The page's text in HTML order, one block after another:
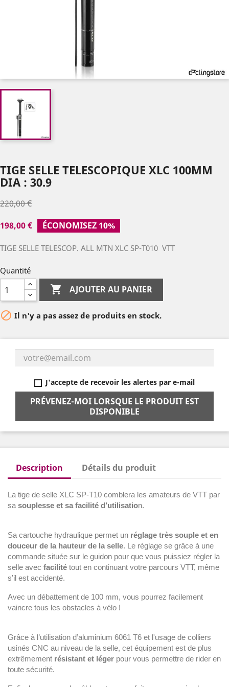
TIGE SELLE TELESCOPIQUE XLC 100MM
DIA : 30.9
220,00 €
198,00 €
ÉCONOMISEZ 10%
TIGE SELLE TELESCOP. ALL MTN XLC SP-T010 VTT
Quantité
 AJOUTER AU PANIER
 Il n'y a pas assez de produits en stock.
J'accepte de recevoir les alertes par e-mail
PRÉVENEZ-MOI LORSQUE LE PRODUIT EST
DISPONIBLE
Description Détails du produit
La tige de selle XLC SP-T10 comblera les amateurs de VTT par
sa souplesse et sa facilité d’utilisation.
Sa cartouche hydraulique permet un réglage très souple et en
douceur de la hauteur de la selle. Le réglage se grâce à une
commande située sur le guidon pour que vous puissiez régler la
selle avec facilité tout en continuant votre parcours VTT, même
s’il est accidenté.
Avec un débattement de 100 mm, vous pourrez facilement
vaincre tous les obstacles à vélo !
Grâce à l’utilisation d’aluminium 6061 T6 et l'usage de colliers
usinés CNC au niveau de la selle, cet équipement est de plus
extrêmement résistant et léger pour vous permettre de rider en
toute sécurité.